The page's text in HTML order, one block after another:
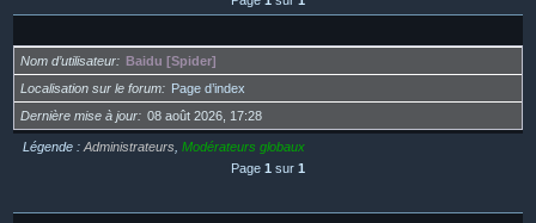
Nom d’utilisateur
Baidu [Spider]
Localisation sur le forum
Page d’index
Dernière mise à jour
08 août 2026, 17:28
Légende : Administrateurs Modérateurs globaux
Page 1 sur 1